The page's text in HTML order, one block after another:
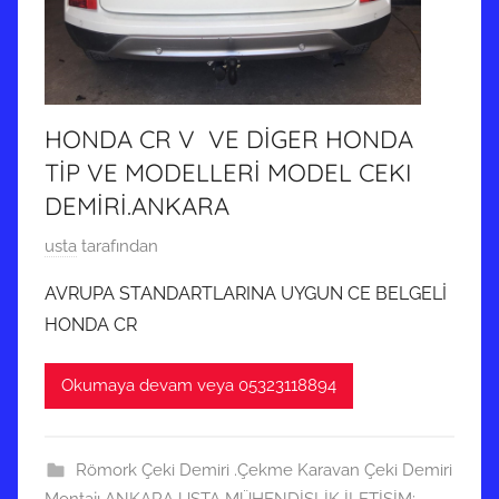
HONDA CR V VE DİGER HONDA
TİP VE MODELLERİ MODEL CEKI
DEMİRİ.ANKARA
9
a
y
ı
2
usta tarafından
AVRUPA STANDARTLARINA UYGUN CE BELGELİ
HONDA CR
Okumaya devam veya 05323118894
Römork Çeki Demiri .Çekme Karavan Çeki Demiri